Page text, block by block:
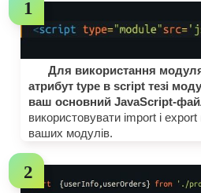
Для використання
атрибут type в script тезі
ваш основний JavaScript-
використовувати import і
ваших модулів.